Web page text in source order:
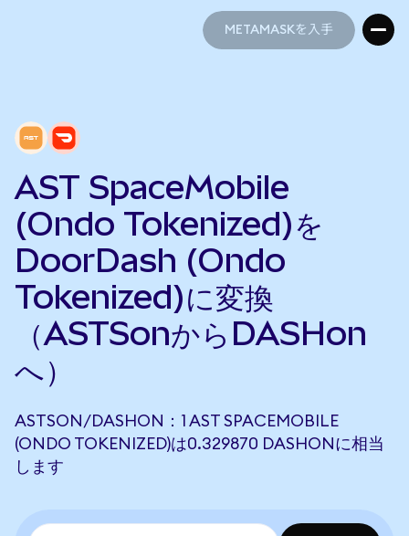
METAMASKを入手
AST SpaceMobile
(Ondo Tokenized)を
DoorDash (Ondo
Tokenized)に変換
（ASTSonからDASHon
へ）
ASTSON/DASHON：1 AST SPACEMOBILE
(ONDO TOKENIZED)は0.329870 DASHONに相当
します